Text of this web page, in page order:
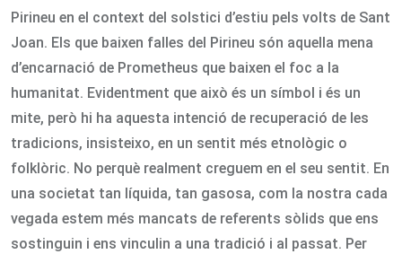
Pirineu en el context del solstici d’estiu pels volts de Sant
Joan. Els que baixen falles del Pirineu són aquella mena
d’encarnació de Prometheus que baixen el foc a la
humanitat. Evidentment que això és un símbol i és un
mite, però hi ha aquesta intenció de recuperació de les
tradicions, insisteixo, en un sentit més etnològic o
folklòric. No perquè realment creguem en el seu sentit. En
una societat tan líquida, tan gasosa, com la nostra cada
vegada estem més mancats de referents sòlids que ens
sostinguin i ens vinculin a una tradició i al passat. Per